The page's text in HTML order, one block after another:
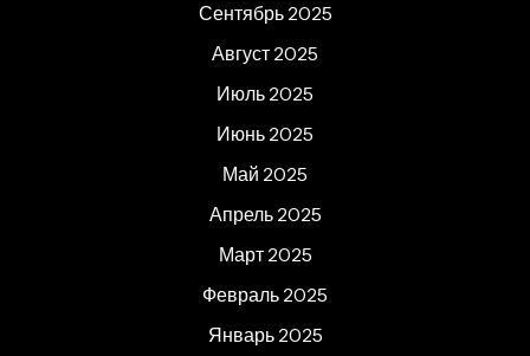
Сентябрь 2025
Август 2025
Июль 2025
Июнь 2025
Май 2025
Апрель 2025
Март 2025
Февраль 2025
Январь 2025